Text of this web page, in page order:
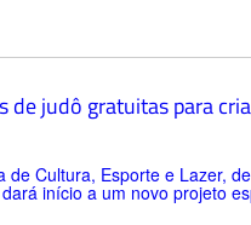
judô gratuitas para
Cultura, Esporte e Lazer,
início a um novo projeto